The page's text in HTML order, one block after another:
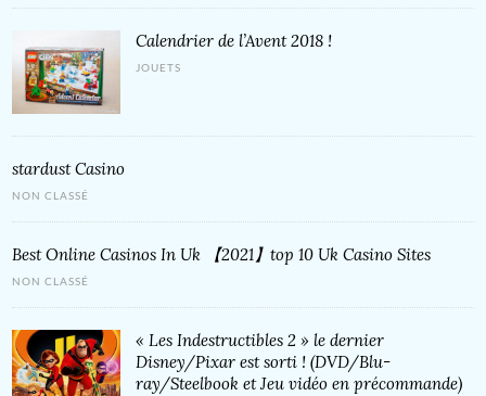
Calendrier de l’Avent 2018 !
JOUETS
‎stardust Casino
NON CLASSÉ
Best Online Casinos In Uk 【2021】top 10 Uk Casino Sites
NON CLASSÉ
« Les Indestructibles 2 » le dernier
Disney/Pixar est sorti ! (DVD/Blu-
ray/Steelbook et Jeu vidéo en précommande)